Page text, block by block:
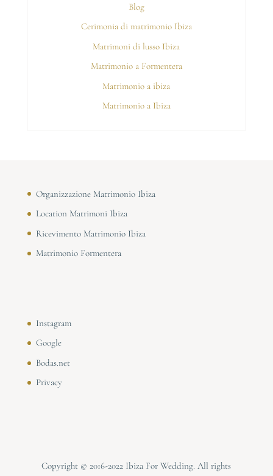
Blog
Cerimonia di matrimonio Ibiza
Matrimoni di lusso Ibiza
Matrimonio a Formentera
Matrimonio a ibiza
Matrimonio a Ibiza
Organizzazione Matrimonio Ibiza
Location Matrimoni Ibiza
Ricevimento Matrimonio Ibiza
Matrimonio Formentera
Instagram
Google
Bodas.net
Privacy
Copyright © 2016-2022 Ibiza For Wedding. All rights